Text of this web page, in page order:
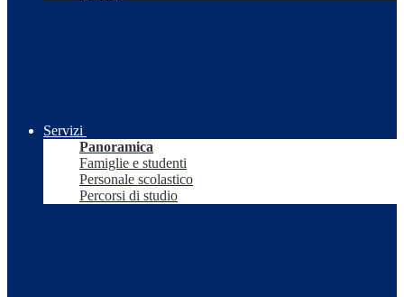
Servizi
Panoramica
Famiglie e studenti
Personale scolastico
Percorsi di studio